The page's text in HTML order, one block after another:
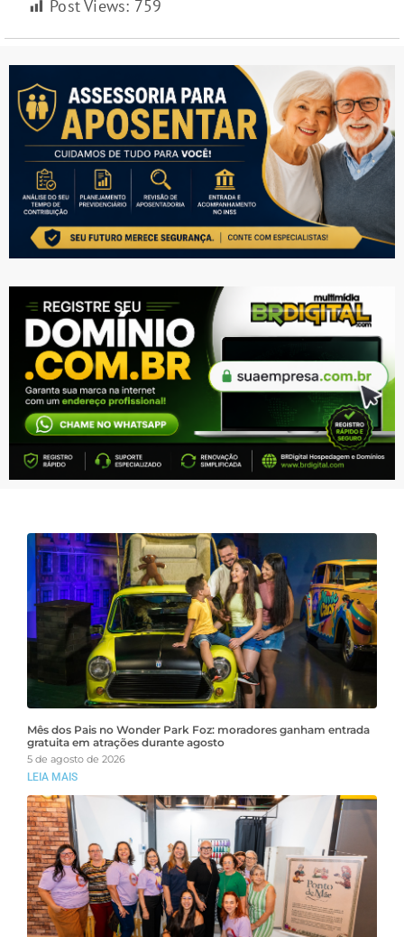
Post Views: 759
Mês dos Pais no Wonder Park Foz: moradores ganham entrada
gratuita em atrações durante agosto
5 de agosto de 2026
LEIA MAIS